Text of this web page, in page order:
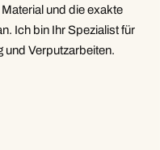
und die exakte
Ich bin Ihr Spezialist für
und Verputzarbeiten.